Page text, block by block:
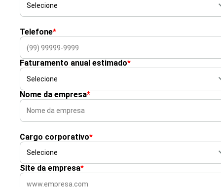
Telefone*
Faturamento anual estimado*
Nome da empresa*
Cargo corporativo*
Site da empresa*